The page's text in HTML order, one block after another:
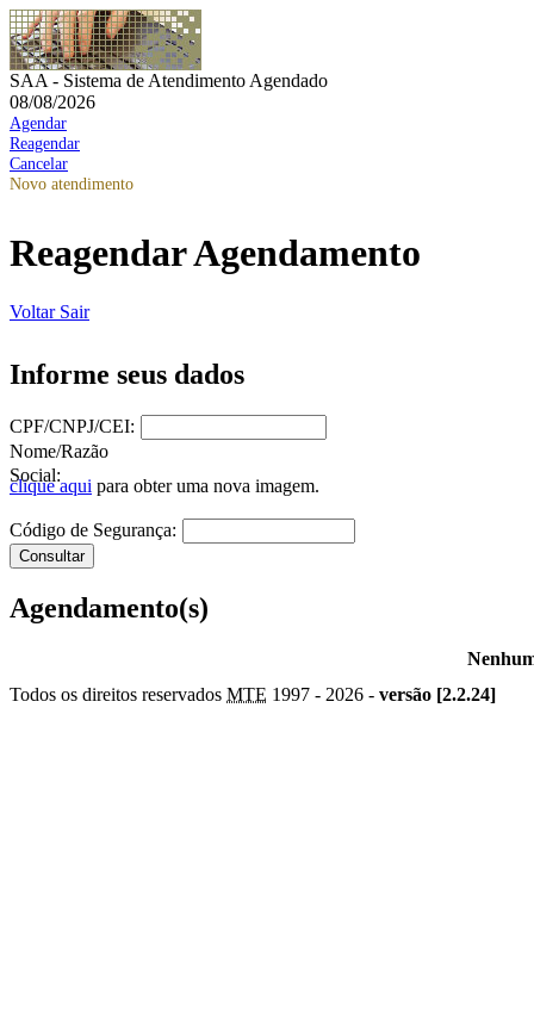
SAA - Sistema de Atendimento Agendado
08/08/2026
Agendar
Reagendar
Cancelar
Novo atendimento
Reagendar Agendamento
Voltar Sair
Informe seus dados
CPF/CNPJ/CEI:
Nome/Razão
Social:
clique aqui para obter uma nova imagem.
Código de Segurança:
Agendamento(s)
Todos os direitos reservados MTE 1997 - 2026 - versão [2.2.24]